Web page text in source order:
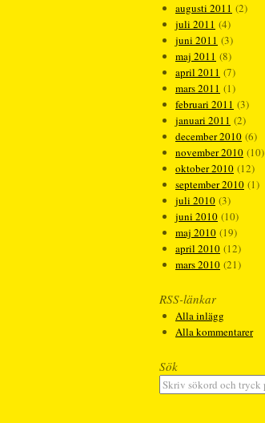
augusti 2011 (2)
juli 2011 (4)
juni 2011 (3)
maj 2011 (8)
april 2011 (7)
mars 2011 (1)
februari 2011 (3)
januari 2011 (2)
december 2010 (6)
november 2010 (10)
oktober 2010 (12)
september 2010 (1)
juli 2010 (3)
juni 2010 (10)
maj 2010 (19)
april 2010 (12)
mars 2010 (21)
RSS-länkar
Alla inlägg
Alla kommentarer
Sök